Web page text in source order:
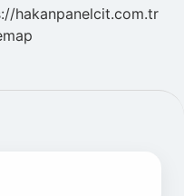
hakanpanelcit.com.tr